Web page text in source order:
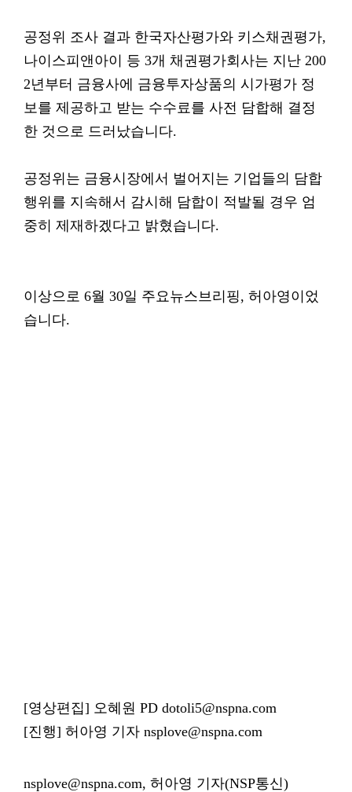
공정위 조사 결과 한국자산평가와 키스채권평가,
나이스피앤아이 등 3개 채권평가회사는 지난 200
2년부터 금융사에 금융투자상품의 시가평가 정
보를 제공하고 받는 수수료를 사전 담합해 결정
한 것으로 드러났습니다.
공정위는 금융시장에서 벌어지는 기업들의 담합
행위를 지속해서 감시해 담합이 적발될 경우 엄
중히 제재하겠다고 밝혔습니다.
이상으로 6월 30일 주요뉴스브리핑, 허아영이었
습니다.
[영상편집] 오혜원 PD dotoli5@nspna.com
[진행] 허아영 기자 nsplove@nspna.com
nsplove@nspna.com, 허아영 기자(NSP통신)